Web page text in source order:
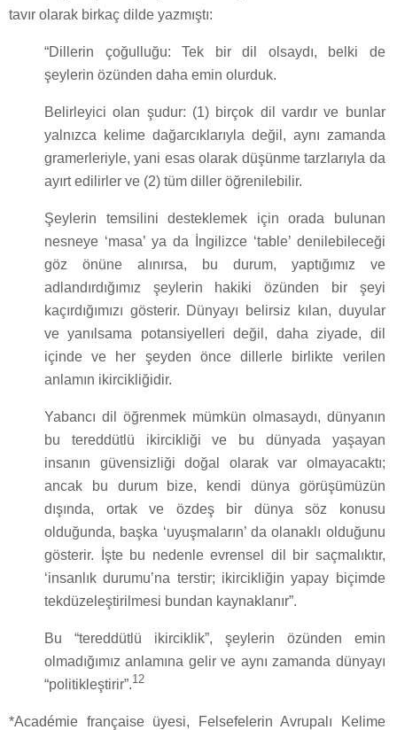
tavır olarak birkaç dilde yazmıştı:
“Dillerin çoğulluğu: Tek bir dil olsaydı, belki de
şeylerin özünden daha emin olurduk.
Belirleyici olan şudur: (1) birçok dil vardır ve bunlar
yalnızca kelime dağarcıklarıyla değil, aynı zamanda
gramerleriyle, yani esas olarak düşünme tarzlarıyla da
ayırt edilirler ve (2) tüm diller öğrenilebilir.
Şeylerin temsilini desteklemek için orada bulunan
nesneye ‘masa’ ya da İngilizce ‘table’ denilebileceği
göz önüne alınırsa, bu durum, yaptığımız ve
adlandırdığımız şeylerin hakiki özünden bir şeyi
kaçırdığımızı gösterir. Dünyayı belirsiz kılan, duyular
ve yanılsama potansiyelleri değil, daha ziyade, dil
içinde ve her şeyden önce dillerle birlikte verilen
anlamın ikircikliğidir.
Yabancı dil öğrenmek mümkün olmasaydı, dünyanın
bu tereddütlü ikircikliği ve bu dünyada yaşayan
insanın güvensizliği doğal olarak var olmayacaktı;
ancak bu durum bize, kendi dünya görüşümüzün
dışında, ortak ve özdeş bir dünya söz konusu
olduğunda, başka ‘uyuşmaların’ da olanaklı olduğunu
gösterir. İşte bu nedenle evrensel dil bir saçmalıktır,
‘insanlık durumu’na terstir; ikircikliğin yapay biçimde
tekdüzeleştirilmesi bundan kaynaklanır”.
Bu “tereddütlü ikirciklik”, şeylerin özünden emin
olmadığımız anlamına gelir ve aynı zamanda dünyayı
“politikleştirir”.12
*Académie française üyesi, Felsefelerin Avrupalı Kelime